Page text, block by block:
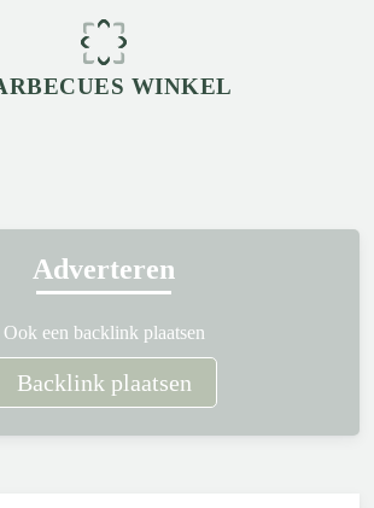
WINKEL
Adverteren
Ook een backlink plaatsen
Backlink plaatsen